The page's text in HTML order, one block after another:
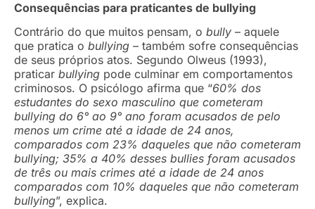
Consequências para praticantes de bullying
Contrário do que muitos pensam, o bully – aquele
que pratica o bullying – também sofre consequências
de seus próprios atos. Segundo Olweus (1993),
praticar bullying pode culminar em comportamentos
criminosos. O psicólogo afirma que “60% dos
estudantes do sexo masculino que cometeram
bullying do 6° ao 9° ano foram acusados de pelo
menos um crime até a idade de 24 anos,
comparados com 23% daqueles que não cometeram
bullying; 35% a 40% desses bullies foram acusados
de três ou mais crimes até a idade de 24 anos
comparados com 10% daqueles que não cometeram
bullying”, explica.